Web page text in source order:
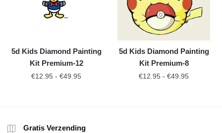
5d Kids Diamond Painting
Kit Premium-12
€12.95 - €49.95
5d Kids Diamond Painting
Kit Premium-8
€12.95 - €49.95
Gratis Verzending